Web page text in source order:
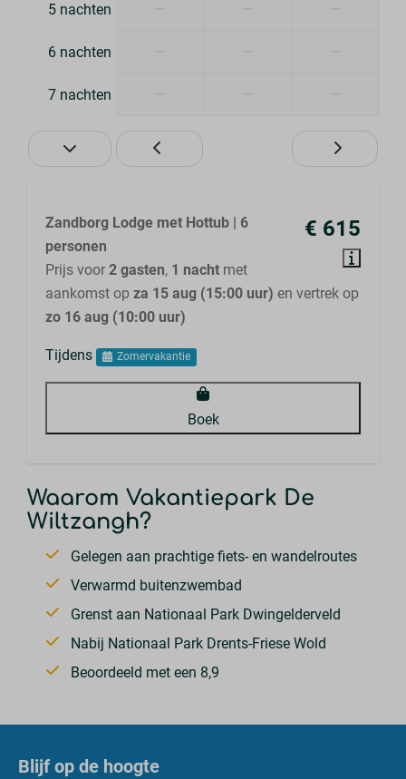
5 nachten
6 nachten
7 nachten
€ 615
Zandborg Lodge met Hottub | 6
personen
Prijs voor 2 gasten, 1 nacht met
aankomst op za 15 aug (15:00 uur) en vertrek op
zo 16 aug (10:00 uur)
Tijdens Zomervakantie
Boek
Waarom Vakantiepark De
Wiltzangh?
Gelegen aan prachtige fiets- en wandelroutes
Verwarmd buitenzwembad
Grenst aan Nationaal Park Dwingelderveld
Nabij Nationaal Park Drents-Friese Wold
Beoordeeld met een 8,9
Blijf op de hoogte